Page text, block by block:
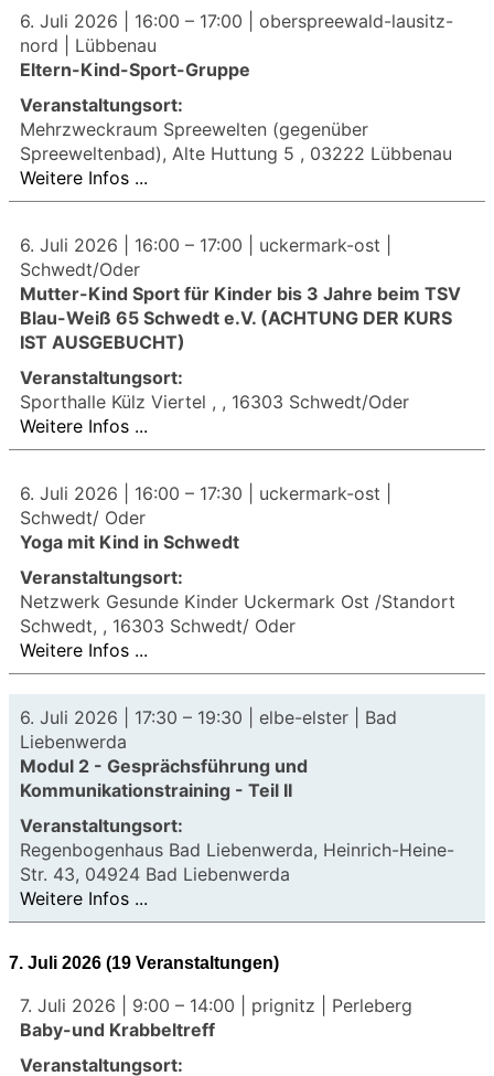
6. Juli 2026 | 16:00 – 17:00 | oberspreewald-lausitz-
nord | Lübbenau
Eltern-Kind-Sport-Gruppe
Veranstaltungsort:
Mehrzweckraum Spreewelten (gegenüber
Spreeweltenbad), Alte Huttung 5 , 03222 Lübbenau
Weitere Infos ...
6. Juli 2026 | 16:00 – 17:00 | uckermark-ost |
Schwedt/Oder
Mutter-Kind Sport für Kinder bis 3 Jahre beim TSV
Blau-Weiß 65 Schwedt e.V. (ACHTUNG DER KURS
IST AUSGEBUCHT)
Veranstaltungsort:
Sporthalle Külz Viertel , , 16303 Schwedt/Oder
Weitere Infos ...
6. Juli 2026 | 16:00 – 17:30 | uckermark-ost |
Schwedt/ Oder
Yoga mit Kind in Schwedt
Veranstaltungsort:
Netzwerk Gesunde Kinder Uckermark Ost /Standort
Schwedt, , 16303 Schwedt/ Oder
Weitere Infos ...
6. Juli 2026 | 17:30 – 19:30 | elbe-elster | Bad
Liebenwerda
Modul 2 - Gesprächsführung und
Kommunikationstraining - Teil II
Veranstaltungsort:
Regenbogenhaus Bad Liebenwerda, Heinrich-Heine-
Str. 43, 04924 Bad Liebenwerda
Weitere Infos ...
7. Juli 2026 (19 Veranstaltungen)
7. Juli 2026 | 9:00 – 14:00 | prignitz | Perleberg
Baby-und Krabbeltreff
Veranstaltungsort: